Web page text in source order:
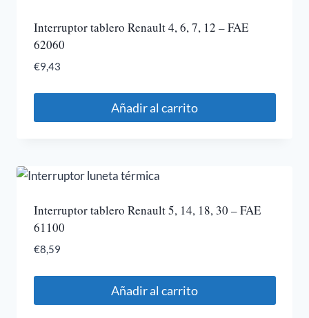
Interruptor tablero Renault 4, 6, 7, 12 – FAE
62060
€9,43
Añadir al carrito
Interruptor tablero Renault 5, 14, 18, 30 – FAE
61100
€8,59
Añadir al carrito